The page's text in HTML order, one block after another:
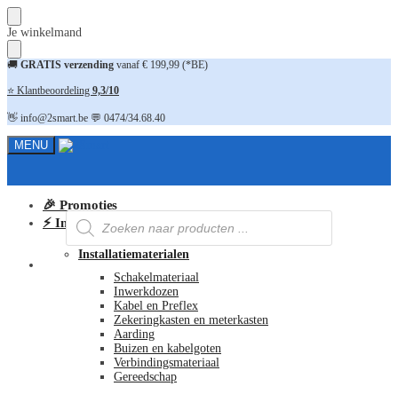
Skip
to
navigation
Skip
to
content
Je winkelmand
🚚 GRATIS verzending vanaf € 199,99 (*BE)
⭐ Klantbeoordeling 9,3/10
👋 info@2smart.be 💬 0474/34.68.40
MENU
Producten
zoeken
🎉 Promoties
⚡ Installatiematerialen
Installatiematerialen
Schakelmateriaal
Inwerkdozen
Kabel en Preflex
Zekeringkasten en meterkasten
Aarding
Buizen en kabelgoten
Verbindingsmateriaal
Gereedschap